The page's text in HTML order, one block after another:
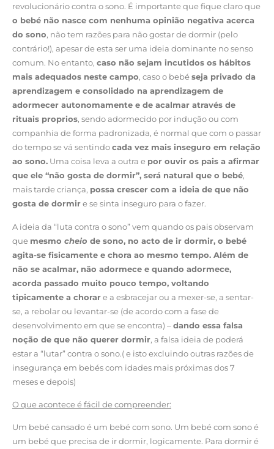
revolucionário contra o sono. É importante que fique claro que
o bebé não nasce com nenhuma opinião negativa acerca
do sono, não tem razões para não gostar de dormir (pelo
contrário!), apesar de esta ser uma ideia dominante no senso
comum. No entanto, caso não sejam incutidos os hábitos
mais adequados neste campo, caso o bebéseja privado da
aprendizagem e consolidado na aprendizagem de
adormecer autonomamente e de acalmar através de
rituais proprios, sendo adormecido por indução ou com
companhia de forma padronizada, é normal que com o passar
do tempo se vá sentindocada vez mais inseguro em relação
ao sono. Uma coisa leva a outra e por ouvir os pais a afirmar
que ele “não gosta de dormir”, será natural que o bebé,
mais tarde criança, possa crescer com a ideia de que não
gosta de dormire se sinta inseguro para o fazer.
A ideia da “luta contra o sono” vem quando os pais observam
que mesmo cheio de sono, no acto de ir dormir, o bebé
agita-se fisicamente e chora ao mesmo tempo. Além de
não se acalmar, não adormece e quando adormece,
acorda passado muito pouco tempo, voltando
tipicamente a chorare a esbracejar ou a mexer-se, a sentar-
se, a rebolar ou levantar-se (de acordo com a fase de
desenvolvimento em que se encontra) –dando essa falsa
noção de que não querer dormir, a falsa ideia de poderá
estar a “lutar” contra o sono.( e isto excluindo outras razões de
insegurança em bebés com idades mais próximas dos 7
meses e depois)
O que acontece é fácil de compreender:
Um bebé cansado é um bebé com sono. Um bebé com sono é
um bebé que precisa de ir dormir, logicamente. Para dormir é